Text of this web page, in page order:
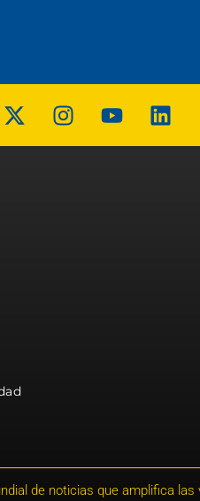
de noticias que amplifica